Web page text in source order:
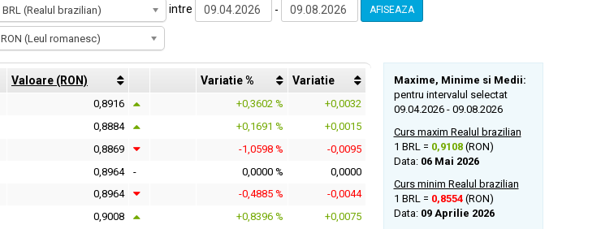
BRL (Realul brazilian) intre - AFISEAZA
RON (Leul romanesc)
Valoare (RON) Variatie % Variatie
0,8916 +0,3602 %
+0,0032
0,8884 +0,1691 %
+0,0015
0,8869 -1,0598 %
-0,0095
0,8964 - 0,0000 %
0,0000
0,8964 -0,4885 %
-0,0044
0,9008 +0,8396 %
+0,0075
Maxime, Minime si Medii:
pentru intervalul selectat
09.04.2026 - 09.08.2026
Curs maxim Realul brazilian
1 BRL = 0,9108(RON)
Data: 06 Mai 2026
Curs minim Realul brazilian
1 BRL = 0,8554(RON)
Data: 09 Aprilie 2026